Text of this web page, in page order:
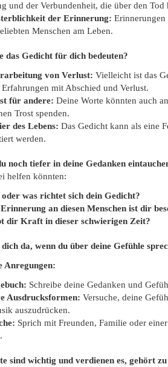
und der Verbundenheit, die über den Tod
der Erinnerung:
Menschen am Leben.
das Gedicht für dich bedeuten?
von Verlust: Vielleicht ist das
Erfahrungen mit Abschied und Verlust.
für andere: Deine Worte könnten auch
Trost spenden.
des Lebens: Das Gedicht kann als eine
werden.
noch tiefer in deine Gedanken
helfen könnten:
oder was richtet sich dein Gedicht?
an diesen Menschen ist dir
dir Kraft in dieser schwierigen Zeit?
da, wenn du über deine Gefühle
Anregungen:
Schreibe deine Gedanken und
Ausdrucksformen: Versuche, deine
auszudrücken.
Sprich mit Freunden, Familie oder
sind wichtig und verdienen es, gehört